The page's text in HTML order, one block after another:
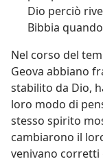
Dio perciò
Bibbia
Nel corso del
Geova abbiano
stabilito da Dio,
loro modo di
stesso spirito
cambiarono il
venivano corretti